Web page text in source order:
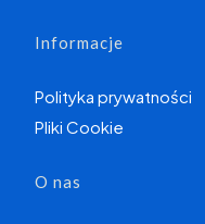
Informacje
Polityka prywatności
Pliki Cookie
O nas